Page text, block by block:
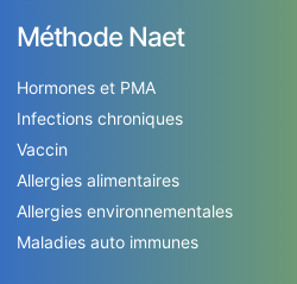
Méthode Naet
Hormones et PMA
Infections chroniques
Vaccin
Allergies alimentaires
Allergies environnementales
Maladies auto immunes